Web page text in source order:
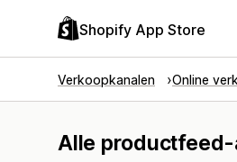
Shopify App Store
Verkoopkanalen Online
Alle